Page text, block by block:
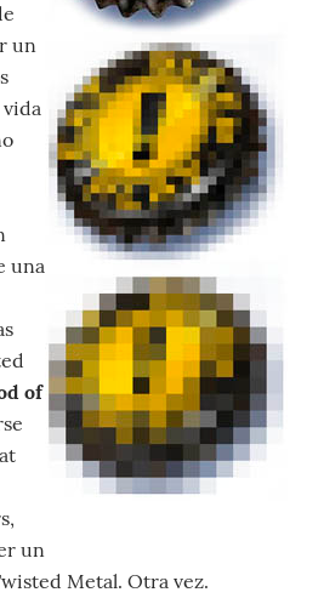
un
una
of
un
Metal. Otra vez.